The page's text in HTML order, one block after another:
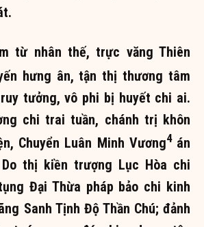
từ nhân thế, trực văng Thiên
hưng ân, tận thị thương tâm
tưởng, vô phi bị huyết chi ai.
chi trai tuần, chánh trị khôn
Chuyển Luân Minh Vương4án
thị kiền trượng Lục Hòa chi
Đại Thừa pháp bảo chi kinh
Sanh Tịnh Độ Thần Chú; đảnh